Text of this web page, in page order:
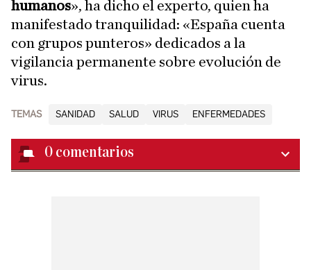
humanos», ha dicho el experto, quien ha
manifestado tranquilidad: «España cuenta
con grupos punteros» dedicados a la
vigilancia permanente sobre evolución de
virus.
TEMAS SANIDAD SALUD VIRUS ENFERMEDADES
0 comentarios